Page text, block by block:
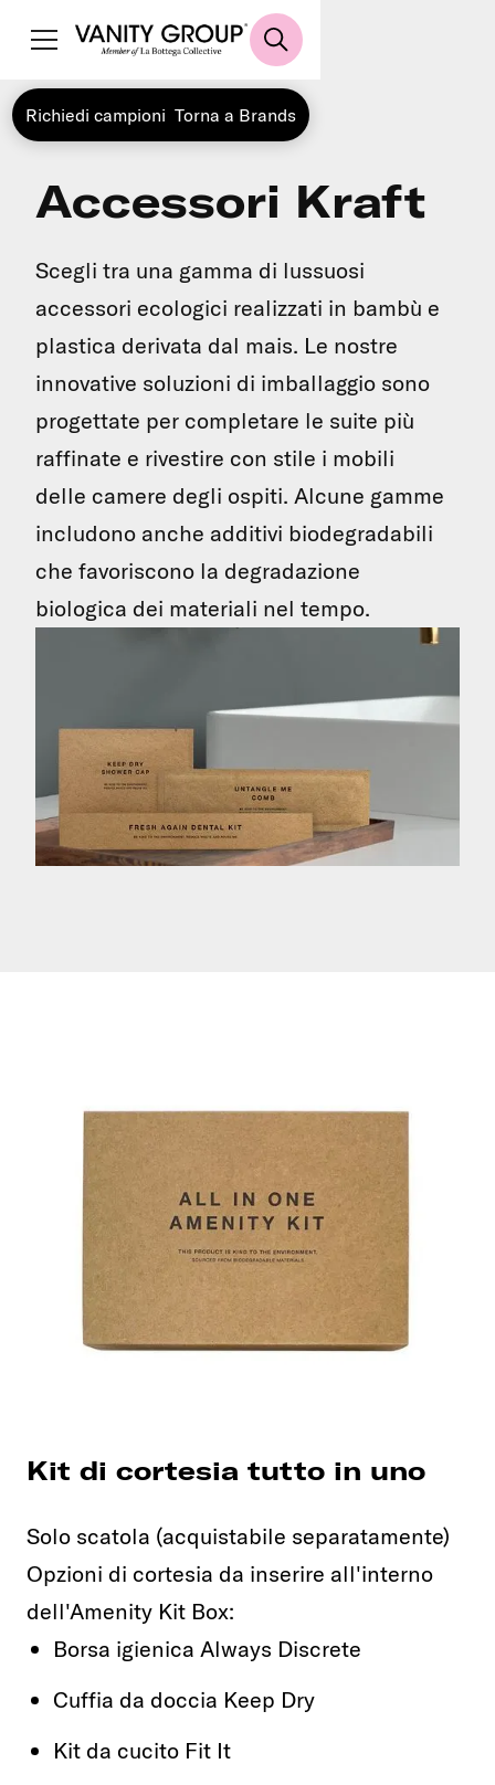
Richiedi campioni Torna a Brands
Accessori Kraft
Scegli tra una gamma di lussuosi
accessori ecologici realizzati in bambù e
plastica derivata dal mais. Le nostre
innovative soluzioni di imballaggio sono
progettate per completare le suite più
raffinate e rivestire con stile i mobili
delle camere degli ospiti. Alcune gamme
includono anche additivi biodegradabili
che favoriscono la degradazione
biologica dei materiali nel tempo.
Kit di cortesia tutto in uno
Solo scatola (acquistabile separatamente)
Opzioni di cortesia da inserire all'interno
dell'Amenity Kit Box:
Borsa igienica Always Discrete
Cuffia da doccia Keep Dry
Kit da cucito Fit It